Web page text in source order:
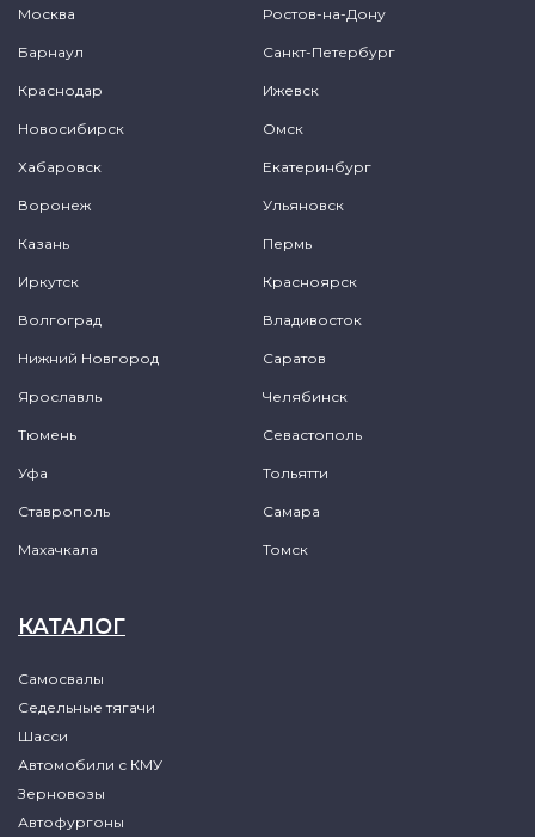
Москва Ростов-на-Дону
Барнаул Санкт-Петербург
Краснодар Ижевск
Новосибирск Омск
Хабаровск Екатеринбург
Воронеж Ульяновск
Казань Пермь
Иркутск Красноярск
Волгоград Владивосток
Нижний Новгород Саратов
Ярославль Челябинск
Тюмень Севастополь
Уфа Тольятти
Ставрополь Самара
Махачкала Томск
КАТАЛОГ
Самосвалы
Седельные тягачи
Шасси
Автомобили с КМУ
Зерновозы
Автофургоны